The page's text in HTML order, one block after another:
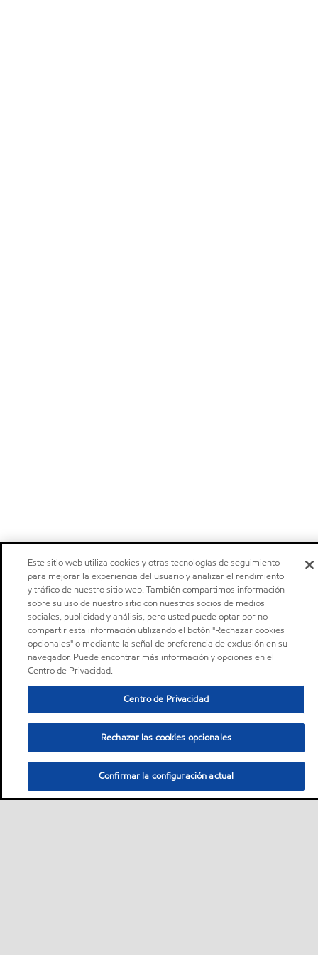
Este sitio web utiliza cookies y otras tecnologías de seguimiento
para mejorar la experiencia del usuario y analizar el rendimiento
y tráfico de nuestro sitio web. También compartimos información
sobre su uso de nuestro sitio con nuestros socios de medios
sociales, publicidad y análisis, pero usted puede optar por no
compartir esta información utilizando el botón "Rechazar cookies
opcionales" o mediante la señal de preferencia de exclusión en su
navegador. Puede encontrar más información y opciones en el
Centro de Privacidad.
Centro de Privacidad
Rechazar las cookies opcionales
Confirmar la configuración actual